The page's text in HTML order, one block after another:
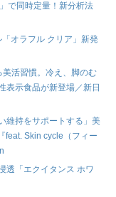
で同時定量！新分析法
オラフル クリア」新発
活習慣。冷え、脚のむ
表示食品が新登場／新日
維持をサポートする」美
feat. Skin cycle（フィー
透「エクイタンス ホワ